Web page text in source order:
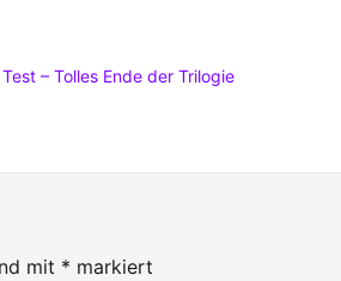
– Tolles Ende der Trilogie
mit * markiert